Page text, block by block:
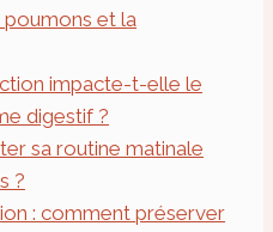
poumons et la
impacte-t-elle le
digestif ?
sa routine matinale
?
: comment préserver